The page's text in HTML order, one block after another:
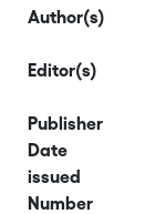
Author(s)
Editor(s)
Publisher
Date
issued
Number